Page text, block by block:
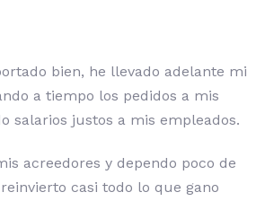
bien, he llevado adelante mi
a tiempo los pedidos a mis
salarios justos a mis empleados.
acreedores y dependo poco de
casi todo lo que gano